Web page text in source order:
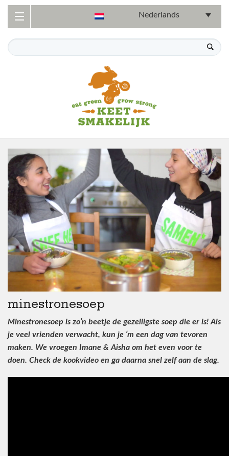
Nederlands
minestronesoep
Minestronesoep is zo’n beetje de gezelligste soep die er is! Als
je veel vrienden verwacht, kun je ‘m een dag van tevoren
maken. We vroegen Imane & Aisha om het even voor te
doen. Check de kookvideo en ga daarna snel zelf aan de slag.